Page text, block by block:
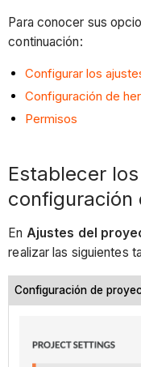
Para conocer sus
continuación:
Configurar los
Configuración de
Permisos
Establecer
configuración
En Ajustes del
realizar las siguientes
Configuración de